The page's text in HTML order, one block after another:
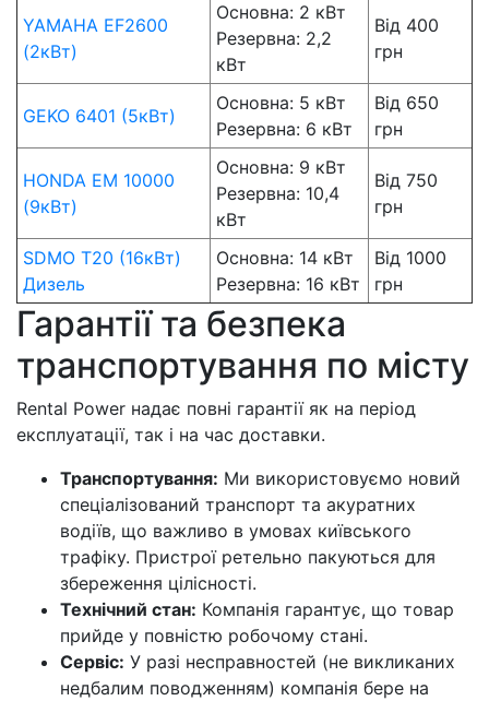
YAMAHA EF2600
(2кВт)
Основна: 2 кВт
Резервна: 2,2
кВт
Від 400
грн
GEKO 6401 (5кВт)
Основна: 5 кВт
Резервна: 6 кВт
Від 650
грн
HONDA EM 10000
(9кВт)
Основна: 9 кВт
Резервна: 10,4
кВт
Від 750
грн
SDMO T20 (16кВт)
Дизель
Основна: 14 кВт
Резервна: 16 кВт
Від 1000
грн
Гарантії та безпека
транспортування по місту
Rental Power надає повні гарантії як на період
експлуатації, так і на час доставки.
Транспортування: Ми використовуємо новий
спеціалізований транспорт та акуратних
водіїв, що важливо в умовах київського
трафіку. Пристрої ретельно пакуються для
збереження цілісності.
Технічний стан: Компанія гарантує, що товар
прийде у повністю робочому стані.
Сервіс: У разі несправностей (не викликаних
недбалим поводженням) компанія бере на